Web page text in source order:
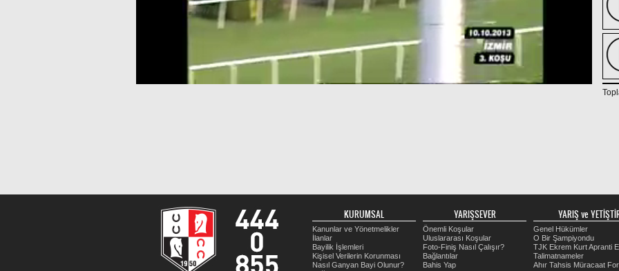
KURUMSAL
Kanunlar ve Yönetmelikler
İlanlar
Bayilik İşlemleri
Kişisel Verilerin Korunması
Nasıl Ganyan Bayi Olunur?
YARIŞSEVER
Önemli Koşular
Uluslararası Koşular
Foto-Finiş Nasıl Çalışır?
Bağlantılar
Bahis Yap
YARIŞ ve
Genel Hükümler
O Bir Şampiyondu
TJK Ekrem Kurt Apranti
Talimatnameler
Ahır Tahsis Müracaat